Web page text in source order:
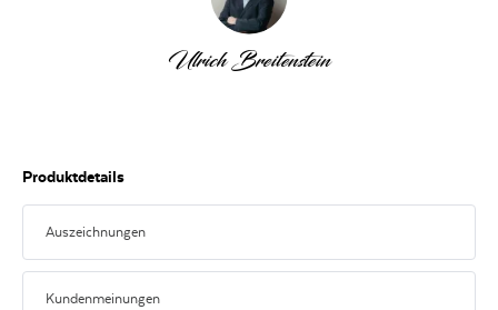
Ulrich Breitenstein
Produktdetails
Auszeichnungen
Kundenmeinungen